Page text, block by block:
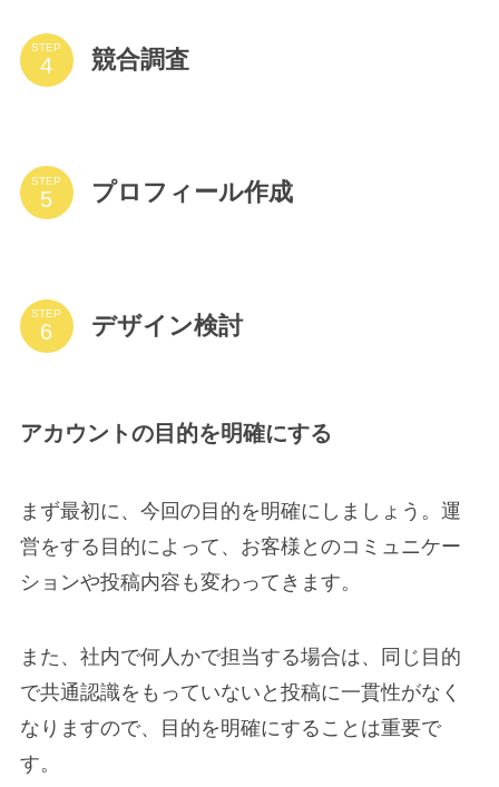
STEP 競合調査
STEP プロフィール作成
STEP デザイン検討
アカウントの目的を明確にする
まず最初に、今回の目的を明確にしましょう。運
営をする目的によって、お客様とのコミュニケー
ションや投稿内容も変わってきます。
また、社内で何人かで担当する場合は、同じ目的
で共通認識をもっていないと投稿に一貫性がなく
なりますので、目的を明確にすることは重要で
す。